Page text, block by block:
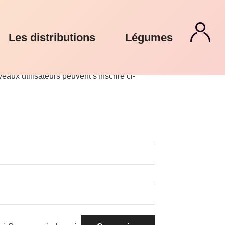
Les distributions Légumes
utilisateurs peuvent s'inscrire ci-